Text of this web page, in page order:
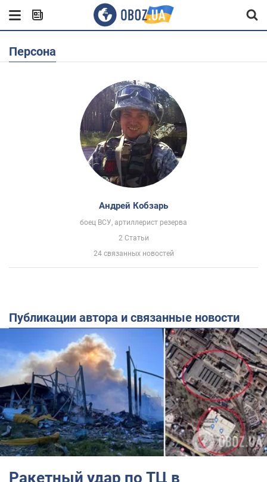
Персона
Андрей Кобзарь
боец ВСУ, артиллерист резерва
2 Статьи
24 связанных новостей
Публикации автора и связанные новости
Ракетный удар по ТЦ в